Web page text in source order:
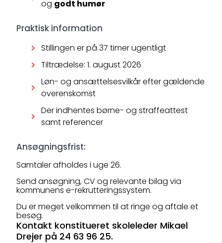
og godt humør
Praktisk information
Stillingen er på 37 timer ugentligt
Tiltrædelse: 1. august 2026
Løn- og ansættelsesvilkår efter gældende
overenskomst
Der indhentes børne- og straffeattest
samt referencer
Ansøgningsfrist:
Samtaler afholdes i uge 26.
Send ansøgning, CV og relevante bilag via
kommunens e-rekrutteringssystem.
Du er meget velkommen til at ringe og aftale et
besøg.
Kontakt konstitueret skoleleder Mikael
Drejer på 24 63 96 25.